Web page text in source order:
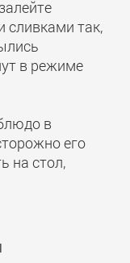
так,
в режиме
в
его
на стол,